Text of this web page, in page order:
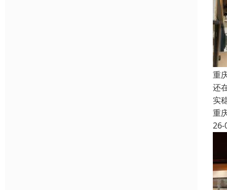
重
还
实
重
26-